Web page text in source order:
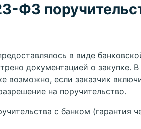
ФЗ
в виде
документацией о закупке.
если заказчик
на поручительство.
с банком (гарантия